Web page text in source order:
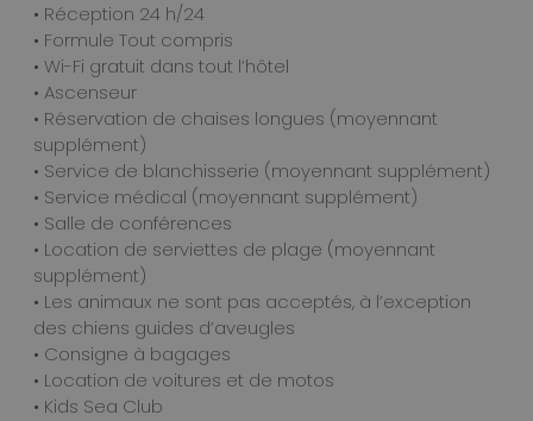
• Réception 24 h/24
• Formule Tout compris
• Wi-Fi gratuit dans tout l’hôtel
• Ascenseur
• Réservation de chaises longues (moyennant
supplément)
• Service de blanchisserie (moyennant supplément)
• Service médical (moyennant supplément)
• Salle de conférences
• Location de serviettes de plage (moyennant
supplément)
• Les animaux ne sont pas acceptés, à l’exception
des chiens guides d’aveugles
• Consigne à bagages
• Location de voitures et de motos
• Kids Sea Club